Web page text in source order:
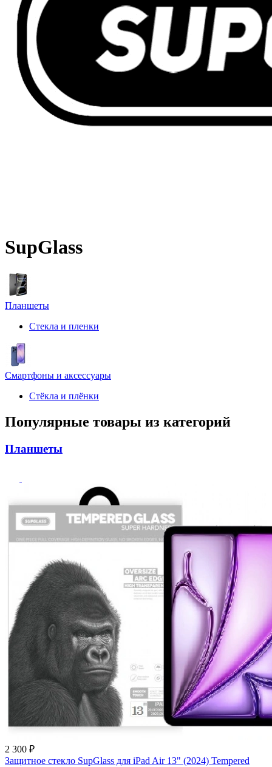
SupGlass
Планшеты
Стекла и пленки
Смартфоны и аксессуары
Стёкла и плёнки
Популярные товары из категорий
Планшеты
2 300 ₽
Защитное стекло SupGlass для iPad Air 13" (2024) Tempered